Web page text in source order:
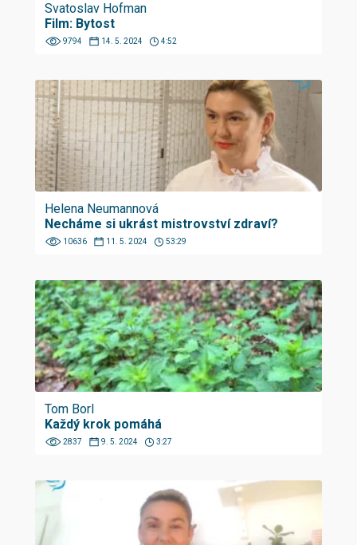
Svatoslav Hofman
Film: Bytost
9794 14. 5. 2024 4:52
Helena Neumannová
Necháme si ukrást mistrovství zdraví?
10636 11. 5. 2024 53:29
Tom Borl
Každý krok pomáhá
2837 9. 5. 2024 3:27